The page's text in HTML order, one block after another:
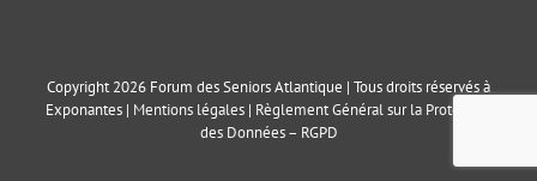
Copyright 2026 Forum des Seniors Atlantique | Tous droits réservés à
Exponantes | Mentions légales| Règlement Général sur la Protection
des Données – RGPD